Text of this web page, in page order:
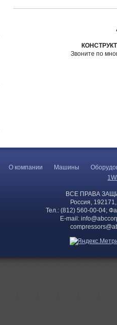
Звоните по
О компании Машины
ВСЕ ПРАВА
Россия,
Тел.: (812) 560-00-04;
E-mail: